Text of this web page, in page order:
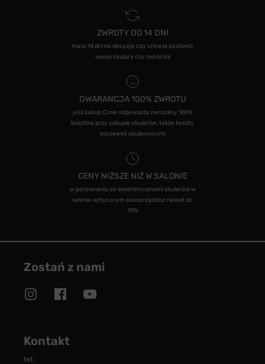
ZWROTY DO 14 DNI
masz 14 dni na decyzję czy chcesz zostawić
swoje okulary czy zwrócisz
GWARANCJA 100% ZWROTU
jeśli zakup Ci nie odpowiada zwrócimy 100%
kosztów przy zakupie okularów, także koszty
soczewek okularowych!
CENY NIŻSZE NIŻ W SALONIE
w porównaniu ze średnimi cenami okularów w
salonie optycznym zaoszczędzisz nawet do
70%
Zostań z nami
Kontakt
tel.